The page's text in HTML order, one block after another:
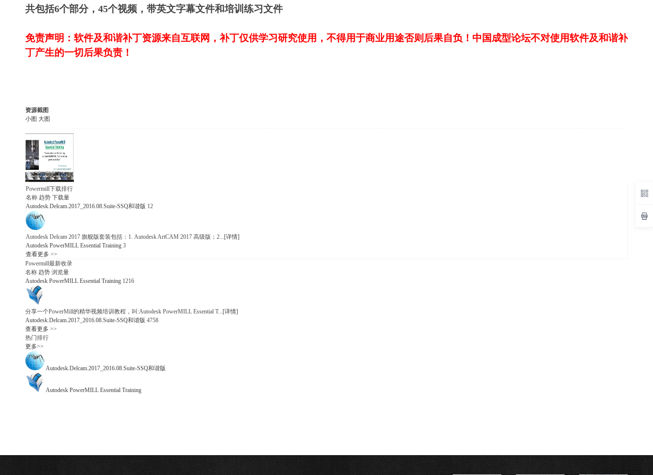
共包括6个部分，45个视频，带英文字幕文件和培训练习文件
免责声明：软件及和谐补丁资源来自互联网，补丁仅供学习研究使用，不得用于商业用途否则后果自负！中国成型论坛不对使用软件及和谐补
丁产生的一切后果负责！
资源截图
小图 大图
Powermill下载排行
名称 趋势 下载量
Autodesk.Delcam.2017_2016.08.Suite-SSQ和谐版 12
Autodesk Delcam 2017 旗舰版套装包括：1. Autodesk ArtCAM 2017 高级版；2...[详情]
Autodesk PowerMILL Essential Training 3
查看更多 >>
Powermill最新收录
名称 趋势 浏览量
Autodesk PowerMILL Essential Training 1216
分享一个PowerMill的精华视频培训教程，叫:Autodesk PowerMILL Essential T...[详情]
Autodesk.Delcam.2017_2016.08.Suite-SSQ和谐版 4758
查看更多 >>
热门排行
更多>>
Autodesk.Delcam.2017_2016.08.Suite-SSQ和谐版
Autodesk PowerMILL Essential Training